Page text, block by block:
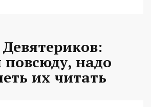
надо
их читать